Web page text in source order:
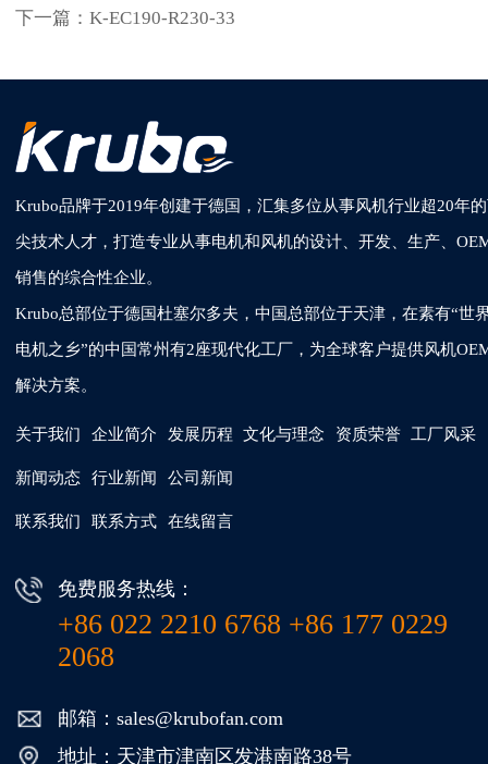
下一篇：K-EC190-R230-33
Krubo品牌于2019年创建于德国，汇集多位从事风机行业超20年
尖技术人才，打造专业从事电机和风机的设计、开发、生产、
销售的综合性企业。
Krubo总部位于德国杜塞尔多夫，中国总部位于天津，在素有“世
电机之乡”的中国常州有2座现代化工厂，为全球客户提供风机
解决方案。
关于我们 企业简介 发展历程 文化与理念 资质荣誉 工厂风采
新闻动态 行业新闻 公司新闻
联系我们 联系方式 在线留言
免费服务热线：
+86 022 2210 6768 +86 177 0229
2068
邮箱：sales@krubofan.com
地址：天津市津南区发港南路38号